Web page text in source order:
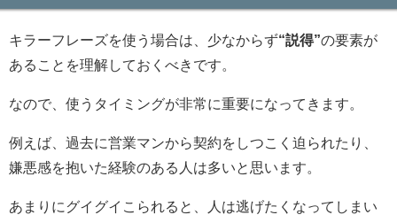
キラーフレーズを使う場合は、少なからず“説得”の要素が
あることを理解しておくべきです。
なので、使うタイミングが非常に重要になってきます。
例えば、過去に営業マンから契約をしつこく迫られたり、
嫌悪感を抱いた経験のある人は多いと思います。
あまりにグイグイこられると、人は逃げたくなってしまい